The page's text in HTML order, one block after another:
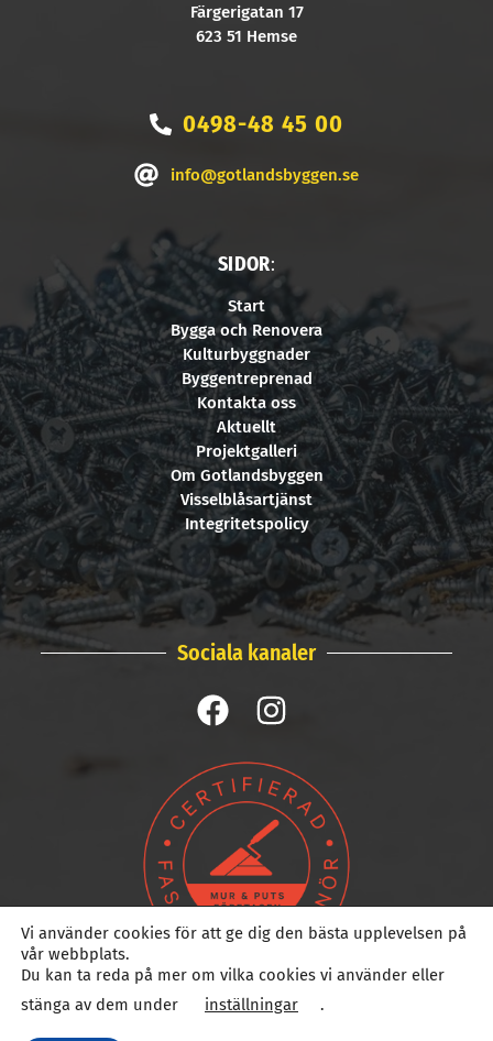
Färgerigatan 17
623 51 Hemse
0498-48 45 00
info@gotlandsbyggen.se
SIDOR:
Start
Bygga och Renovera
Kulturbyggnader
Byggentreprenad
Kontakta oss
Aktuellt
Projektgalleri
Om Gotlandsbyggen
Visselblåsartjänst
Integritetspolicy
Sociala kanaler
Vi använder cookies för att ge dig den bästa upplevelsen på
vår webbplats.
Du kan ta reda på mer om vilka cookies vi använder eller
stänga av dem under
inställningar .